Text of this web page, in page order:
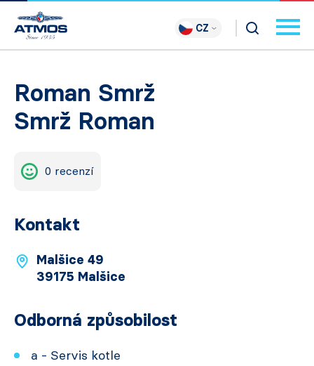
CZ
Roman Smrž
Smrž Roman
0 recenzí
Kontakt
Malšice 49
39175 Malšice
Odborná způsobilost
a - Servis kotle